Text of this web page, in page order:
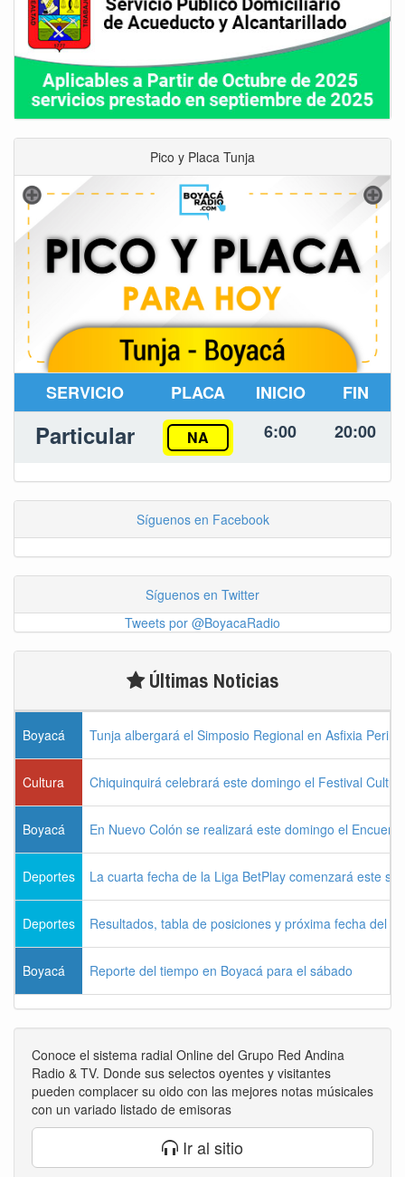
Pico y Placa Tunja
SERVICIO PLACA INICIO FIN
Particular NA 6:00 20:00
Síguenos en Facebook
Síguenos en Twitter
Tweets por @BoyacaRadio
Últimas Noticias
Boyacá Tunja albergará el Simposio Regional en Asfixia
Cultura Chiquinquirá celebrará este domingo el Festival
Boyacá En Nuevo Colón se realizará este domingo el
Deportes La cuarta fecha de la Liga BetPlay comenzará este
Deportes Resultados, tabla de posiciones y próxima fecha del
Boyacá Reporte del tiempo en Boyacá para el sábado
Conoce el sistema radial Online del Grupo Red Andina
Radio & TV. Donde sus selectos oyentes y visitantes
pueden complacer su oido con las mejores notas músicales
con un variado listado de emisoras
Ir al sitio